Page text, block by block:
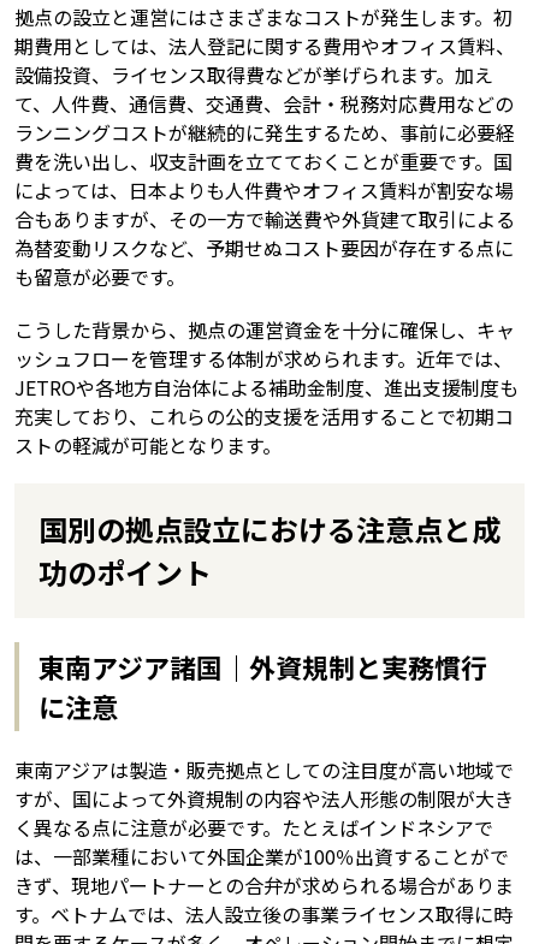
拠点の設立と運営にはさまざまなコストが発生します。初
期費用としては、法人登記に関する費用やオフィス賃料、
設備投資、ライセンス取得費などが挙げられます。加え
て、人件費、通信費、交通費、会計・税務対応費用などの
ランニングコストが継続的に発生するため、事前に必要経
費を洗い出し、収支計画を立てておくことが重要です。国
によっては、日本よりも人件費やオフィス賃料が割安な場
合もありますが、その一方で輸送費や外貨建て取引による
為替変動リスクなど、予期せぬコスト要因が存在する点に
も留意が必要です。
こうした背景から、拠点の運営資金を十分に確保し、キャ
ッシュフローを管理する体制が求められます。近年では、
JETROや各地方自治体による補助金制度、進出支援制度も
充実しており、これらの公的支援を活用することで初期コ
ストの軽減が可能となります。
国別の拠点設立における注意点と成
功のポイント
東南アジア諸国｜外資規制と実務慣行
に注意
東南アジアは製造・販売拠点としての注目度が高い地域で
すが、国によって外資規制の内容や法人形態の制限が大き
く異なる点に注意が必要です。たとえばインドネシアで
は、一部業種において外国企業が100％出資することがで
きず、現地パートナーとの合弁が求められる場合がありま
す。ベトナムでは、法人設立後の事業ライセンス取得に時